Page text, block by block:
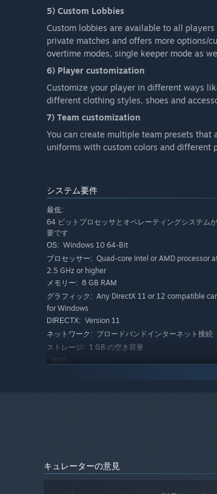
5) Custom Lobbies
Custom lobbies are available to all
private matches and offers more options/
overtime modes, single keeper mode as
6) Player customization
Customize your player in different ways
different clothing styles, shoes and
7) Team customization
You can create multiple team presets
uniforms with custom colors and different
システム要件
最低:
64 ビットプロセッサとオペレーティングシステム
要です
OS: Windows 10 64-Bit
プロセッサー: Quad-core Intel or AMD processor
2.5 GHz or higher
メモリー: 8 GB RAM
グラフィック: Any DirectX 11 or 12 compatible
for Windows
DIRECTX: Version 11
ネットワーク: ブロードバンドインターネット接続
ストレージ: 1 GB の空き容量
推奨:
DIRECTX: Version 12
キュレーターの意見